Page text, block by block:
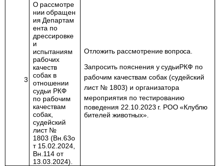
3
О рассмотре
нии обращен
ия Департам
ента по
дрессировке
и
испытаниям
рабочих
качеств
собак в
отношении
судьи РКФ
по рабочим
качествам
собак,
судейский
лист №
1803 (Вн.63о
т 15.02.2024,
Вн.114 от
13.03.2024).
Отложить рассмотрение вопроса.
Запросить пояснения у судьиРКФ по
рабочим качествам собак (судейский
лист № 1803) и организатора
мероприятия по тестированию
поведения 22.10.2023 г. РОО «Клублю
бителейживотных»